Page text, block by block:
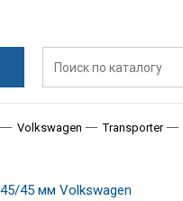
Volkswagen Transporter